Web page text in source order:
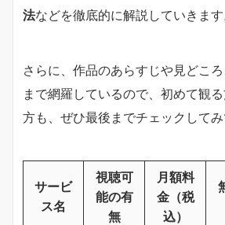
法などを徹底的に解説していきます
さらに、作品のあらすじや見どこ
まで網羅しているので、初めて観
方も、ぜひ最後までチェックしてみ
サービ
ス名
視聴可
能の有
無
月額料
金（税
込）